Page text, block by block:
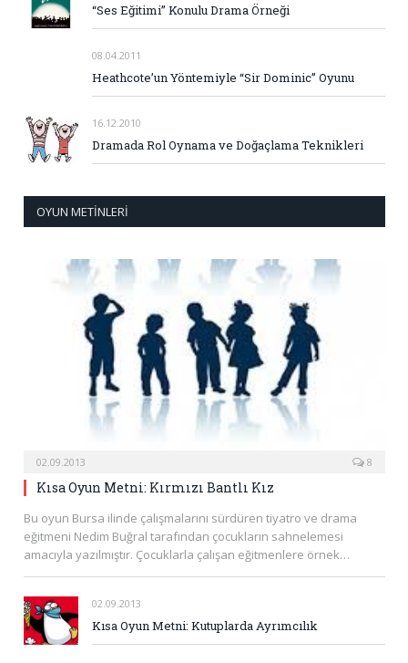
“Ses Eğitimi” Konulu Drama Örneği
08.04.2011
Heathcote’un Yöntemiyle “Sir Dominic” Oyunu
16.12.2010
Dramada Rol Oynama ve Doğaçlama Teknikleri
OYUN METINLERI
02.09.2013 8
Kısa Oyun Metni: Kırmızı Bantlı Kız
Bu oyun Bursa ilinde çalışmalarını sürdüren tiyatro ve drama
eğitmeni Nedim Buğral tarafından çocukların sahnelemesi
amacıyla yazılmıştır. Çocuklarla çalışan eğitmenlere örnek…
02.09.2013
Kısa Oyun Metni: Kutuplarda Ayrımcılık